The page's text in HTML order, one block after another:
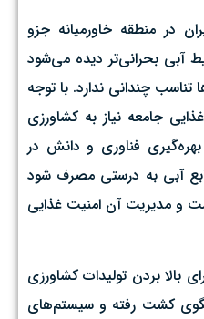
در منطقه خاورمیانه جزو
آبی بحرانی‌تر دیده می‌شود
تناسب چندانی ندارد. با توجه
جامعه نیاز به کشاورزی
فناوری و دانش در
آبی به درستی مصرف شود
و مدیریت آن امنیت غذایی
بالا بردن تولیدات کشاورزی
کشت رفته و سیستم‌های